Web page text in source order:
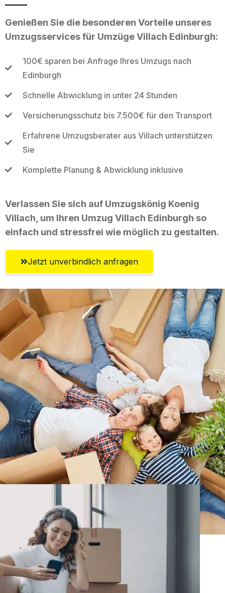
Genießen Sie die besonderen Vorteile unseres
Umzugsservices für Umzüge Villach Edinburgh:
100€ sparen bei Anfrage Ihres Umzugs nach
Edinburgh
Schnelle Abwicklung in unter 24 Stunden
Versicherungsschutz bis 7.500€ für den Transport
Erfahrene Umzugsberater aus Villach unterstützen
Sie
Komplette Planung & Abwicklung inklusive
Verlassen Sie sich auf Umzugskönig Koenig
Villach, um Ihren Umzug Villach Edinburgh so
einfach und stressfrei wie möglich zu gestalten.
Jetzt unverbindlich anfragen